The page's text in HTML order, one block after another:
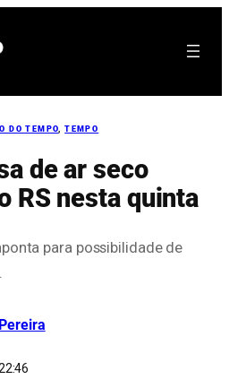
DO TEMPO, TEMPO
de ar seco
RS nesta quinta
para possibilidade de